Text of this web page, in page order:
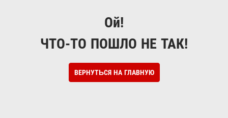
Ой!
ЧТО-ТО ПОШЛО НЕ ТАК!
ВЕРНУТЬСЯ НА ГЛАВНУЮ